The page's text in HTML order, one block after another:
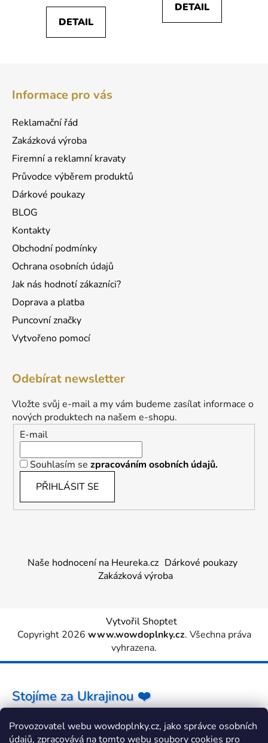
Provozovatel webu wowdoplnky.cz, jako správce osobních
údajů, zpracovává na tomto webu soubory cookies pro
DETAIL
DETAIL
Informace pro vás
Reklamační řád
Zakázková výroba
Firemní a reklamní kravaty
Průvodce výběrem produktů
Dárkové poukazy
BLOG
Kontakty
Obchodní podmínky
Ochrana osobních údajů
Jak nás hodnotí zákazníci?
Doprava a platba
Puncovní značky
Vytvořeno pomocí
Odebírat newsletter
Vložte svůj e-mail a my vám budeme zasílat informace o
nových produktech na našem e-shopu.
E-mail
Souhlasím se zpracováním osobních údajů.
PŘIHLÁSIT SE
Naše hodnocení na Heureka.cz Dárkové poukazy
Zakázková výroba
Vytvořil Shoptet
Copyright 2026 www.wowdoplnky.cz. Všechna práva
vyhrazena.
Stojíme za Ukrajinou ❤️
Jak a čím pomoci »